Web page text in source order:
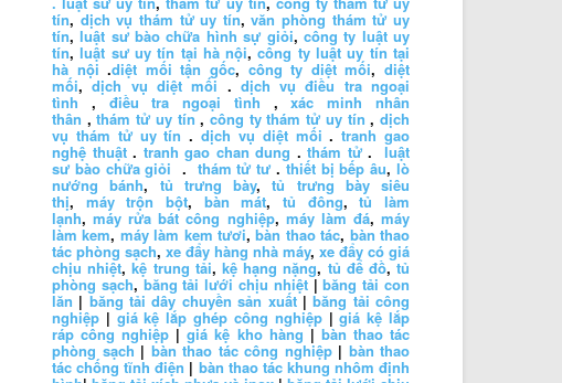
tín,dịch vụ thám tử uy tín,văn phòng thám tử uy
tín,luật sư bào chữa hình sự giỏi, công ty luật uy
tín,luật sư uy tín tại hà nội,công ty luật uy tín tại
hà nội.diệt mối tận gốc, công ty diệt mối,diệt
mối,dịch vụ diệt mối . dịch vụ điều tra ngoại
tình , điều tra ngoại tình ,xác minh nhân
thân ,thám tử uy tín,công ty thám tử uy tín ,dịch
vụ thám tử uy tín .dịch vụ diệt mối .tranh gao
nghệ thuật. tranh gao chan dung . thám tử. luật
sư bào chữa giỏi . thám tử tư .thiết bị bếp âu,lò
nướng bánh, tủ trưng bày,tủ trưng bày siêu
thị, máy trộn bột, bàn mát,tủ đông,tủ làm
lạnh,máy rửa bát công nghiệp, máy làm đá,máy
làm kem,máy làm kem tươi,bàn thao tác, bàn thao
tác phòng sạch, xe đẩy hàng nhà máy, xe đẩy có giá
chịu nhiệt,kệ trung tải, kệ hạng nặng, tủ để đồ,tủ
phòng sạch,băng tải lưới chịu nhiệt|băng tải con
lăn |băng tải dây chuyền sản xuất|băng tải công
nghiệp |giá kệ lắp ghép công nghiệp|giá kệ lắp
ráp công nghiệp |giá kệ kho hàng | bàn thao tác
phòng sạch| bàn thao tác công nghiệp| bàn thao
tác chống tĩnh điện | bàn thao tác khung nhôm định